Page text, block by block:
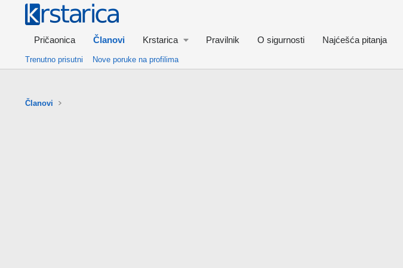
Pričaonica Članovi Krstarica Pravilnik O sigurnosti Najćešća pitanja
Trenutno prisutni Nove poruke na profilima
Članovi